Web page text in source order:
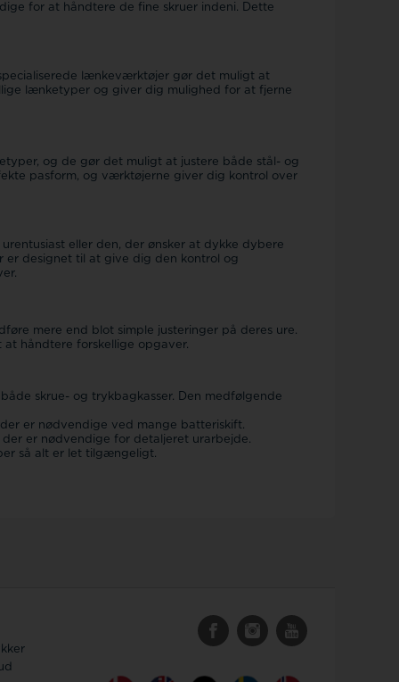
for at håndtere de fine skruer indeni. Dette
lænkeværktøjer gør det muligt at
lænketyper og giver dig mulighed for at fjerne
og de gør det muligt at justere både stål- og
pasform, og værktøjerne giver dig kontrol over
eller den, der ønsker at dykke dybere
er designet til at give dig den kontrol og
mere end blot simple justeringer på deres ure.
håndtere forskellige opgaver.
skrue- og trykbagkasser. Den medfølgende
er nødvendige ved mange batteriskift.
er nødvendige for detaljeret urarbejde.
så alt er let tilgængeligt.